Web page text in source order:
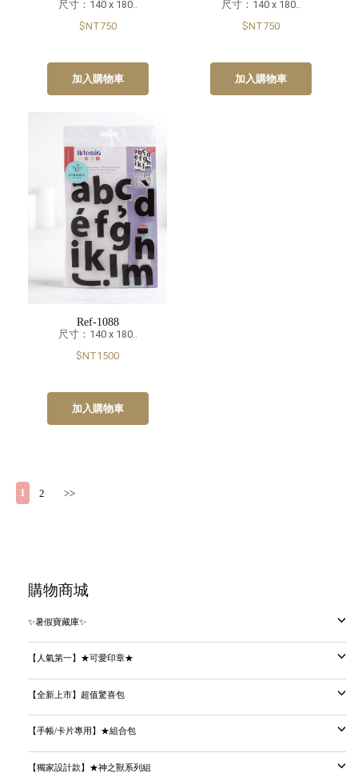
尺寸：140 x 180..
$NT750
加入購物車
尺寸：140 x 180..
$NT750
加入購物車
Ref-1088
尺寸：140 x 180..
$NT1500
加入購物車
1 2 >>
購物商城
✨暑假寶藏庫✨
【人氣第一】★可愛印章★
【全新上市】超值驚喜包
【手帳/卡片專用】★組合包
【獨家設計款】★神之獸系列組